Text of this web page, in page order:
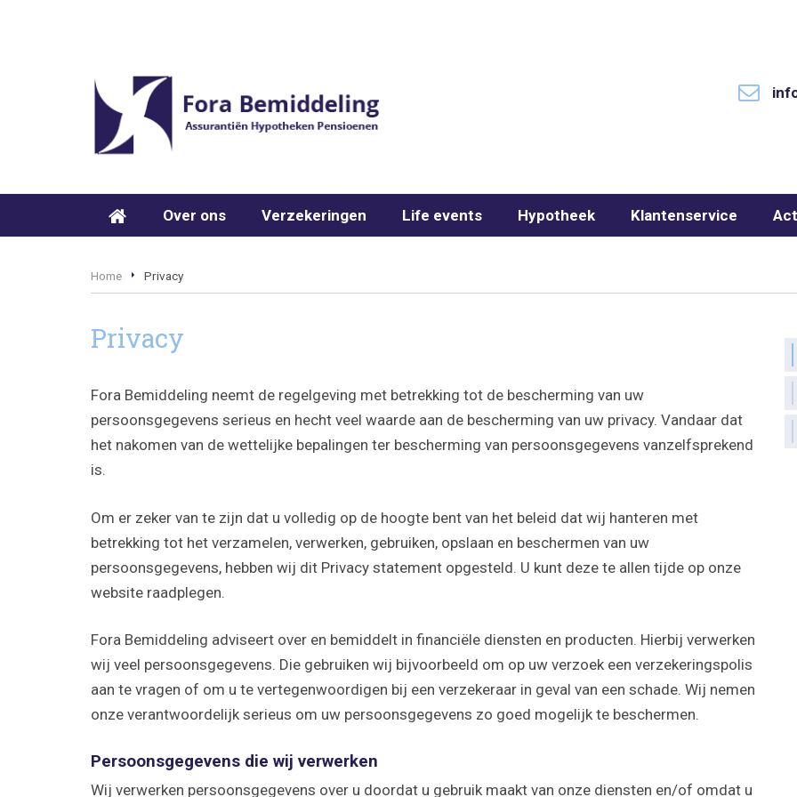
Over ons Verzekeringen Life events Hypotheek Klantenservice
Home Privacy
Privacy
Fora Bemiddeling neemt de regelgeving met betrekking tot de bescherming van uw
persoonsgegevens serieus en hecht veel waarde aan de bescherming van uw privacy. Vandaar dat
het nakomen van de wettelijke bepalingen ter bescherming van persoonsgegevens vanzelfsprekend
is.
Om er zeker van te zijn dat u volledig op de hoogte bent van het beleid dat wij hanteren met
betrekking tot het verzamelen, verwerken, gebruiken, opslaan en beschermen van uw
persoonsgegevens, hebben wij dit Privacy statement opgesteld. U kunt deze te allen tijde op onze
website raadplegen.
Fora Bemiddeling adviseert over en bemiddelt in financiële diensten en producten. Hierbij verwerken
wij veel persoonsgegevens. Die gebruiken wij bijvoorbeeld om op uw verzoek een verzekeringspolis
aan te vragen of om u te vertegenwoordigen bij een verzekeraar in geval van een schade. Wij nemen
onze verantwoordelijk serieus om uw persoonsgegevens zo goed mogelijk te beschermen.
Persoonsgegevens die wij verwerken
Wij verwerken persoonsgegevens over u doordat u gebruik maakt van onze diensten en/of omdat u